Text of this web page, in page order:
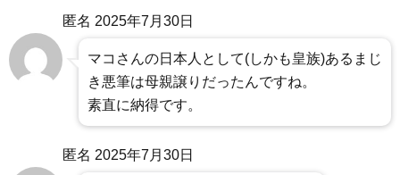
匿名 2025年7月30日
マコさんの日本人として(しかも皇族)あるまじ
き悪筆は母親譲りだったんですね。
素直に納得です。
匿名 2025年7月30日